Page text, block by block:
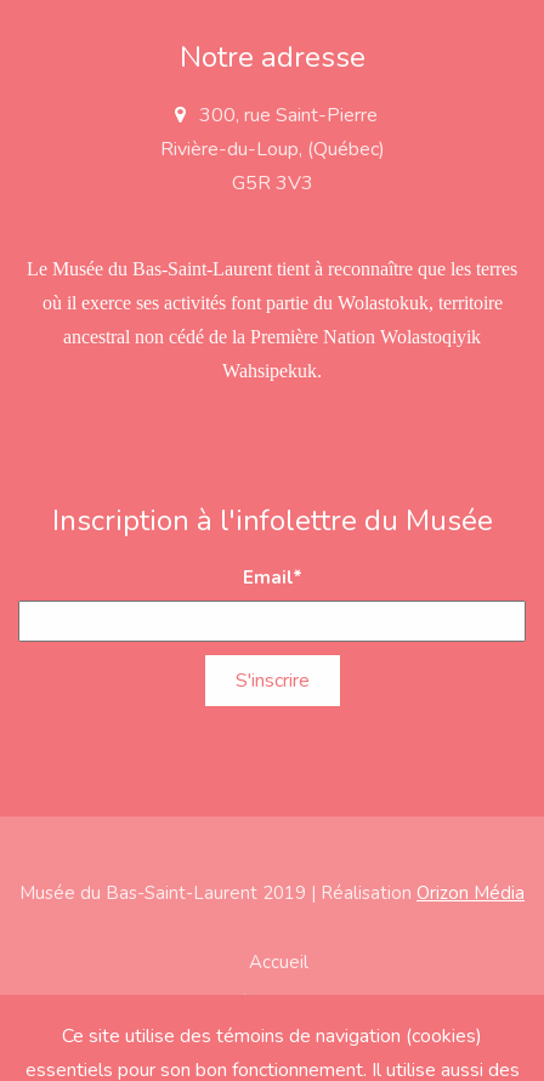
Notre adresse
a
d
300, rue Saint-Pierre
Rivière-du-Loup, (Québec)
G5R 3V3
Le Musée du Bas-Saint-Laurent tient à reconnaître que les terres
où il exerce ses activités font partie du Wolastokuk, territoire
ancestral non cédé de la Première Nation Wolastoqiyik
Wahsipekuk.
Inscription à l'infolettre du Musée
Email*
Musée du Bas-Saint-Laurent 2019 | Réalisation Orizon Média
Ce site utilise des témoins de navigation (cookies)
essentiels pour son bon fonctionnement. Il utilise aussi des
Accueil